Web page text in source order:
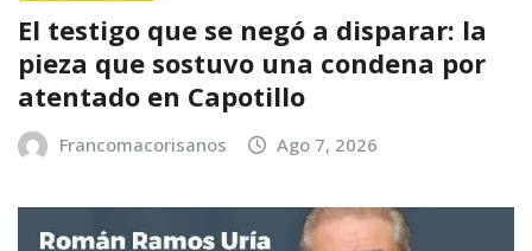
El testigo que se negó a disparar: la
pieza que sostuvo una condena por
atentado en Capotillo
Francomacorisanos Ago 7, 2026